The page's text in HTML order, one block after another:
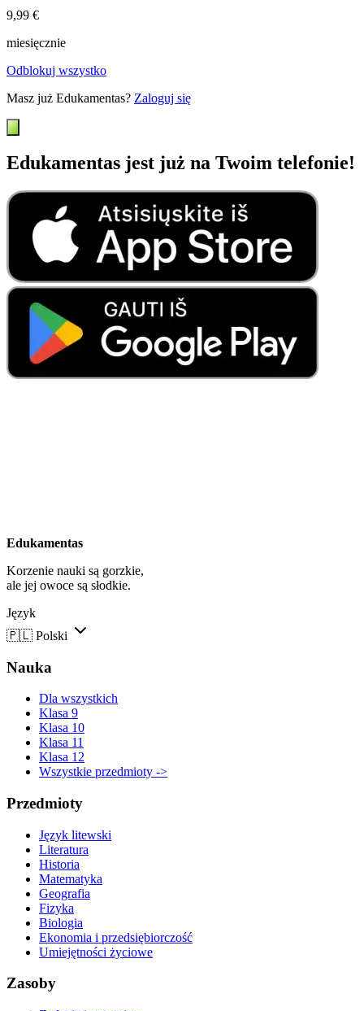
9,99 €
miesięcznie
Odblokuj wszystko
Masz już Edukamentas? Zaloguj się
Edukamentas jest już na Twoim telefonie!
Edukamentas
Korzenie nauki są gorzkie,
ale jej owoce są słodkie.
Język
🇵🇱 Polski
Nauka
Dla wszystkich
Klasa 9
Klasa 10
Klasa 11
Klasa 12
Wszystkie przedmioty ->
Przedmioty
Język litewski
Literatura
Historia
Matematyka
Geografia
Fizyka
Biologia
Ekonomia i przedsiębiorczość
Umiejętności życiowe
Zasoby